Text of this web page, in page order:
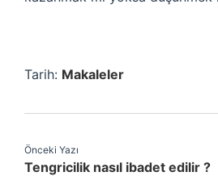
Tarih: Makaleler
Önceki Yazı
Tengricilik nasıl ibadet edilir ?